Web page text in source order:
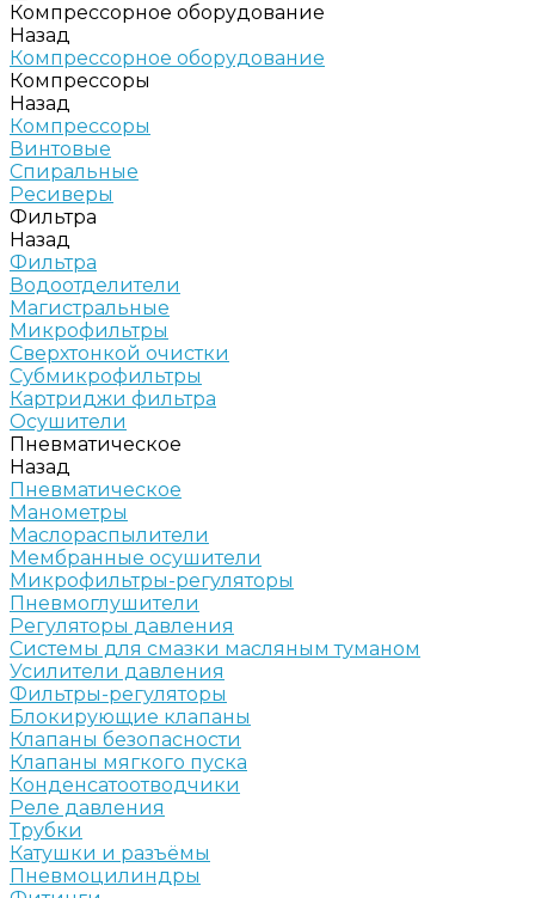
Компрессорное оборудование
Назад
Компрессорное оборудование
Компрессоры
Назад
Компрессоры
Винтовые
Спиральные
Ресиверы
Фильтра
Назад
Фильтра
Водоотделители
Магистральные
Микрофильтры
Сверхтонкой очистки
Субмикрофильтры
Картриджи фильтра
Осушители
Пневматическое
Назад
Пневматическое
Манометры
Маслораспылители
Мембранные осушители
Микрофильтры-регуляторы
Пневмоглушители
Регуляторы давления
Системы для смазки масляным туманом
Усилители давления
Фильтры-регуляторы
Блокирующие клапаны
Клапаны безопасности
Клапаны мягкого пуска
Конденсатоотводчики
Реле давления
Трубки
Катушки и разъёмы
Пневмоцилиндры